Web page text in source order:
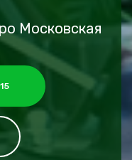
Московская